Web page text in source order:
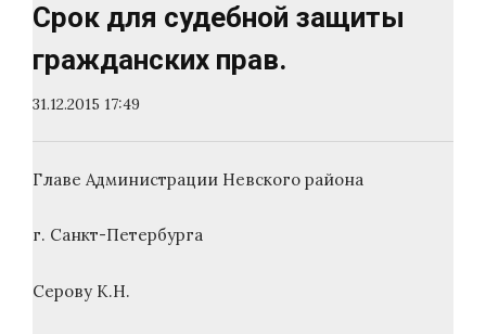
Срок для судебной защиты
гражданских прав.
31.12.2015 17:49
Главе Администрации Невского района
г. Санкт-Петербурга
Серову К.Н.